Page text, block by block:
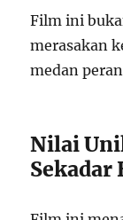
Film ini
merasakan
medan
Nilai
Sekadar